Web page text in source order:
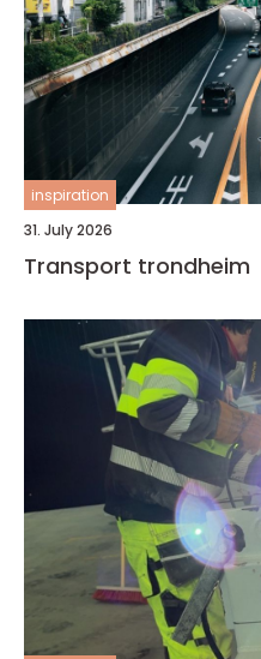
inspiration
31. July 2026
Transport trondheim